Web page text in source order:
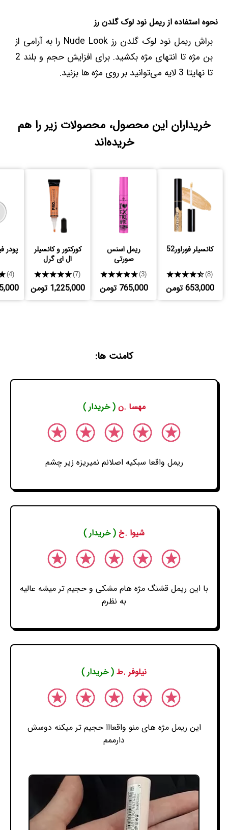
نحوه استفاده از ریمل نود لوک گلدن رز
براش ریمل نود لوک گلدن رز Nude Look را به آرامی از
بن مژه تا انتهای مژه بکشید. برای افزایش حجم و بلند 2
تا نهایتا 3 لایه می‌توانید بر روی مژه ها بزنید.
خریداران این محصول، محصولات زیر را هم
خریده‌اند
کانسیلر فوراور52
★★★★★(8)
653,000 تومن
ریمل اسنس
صورتی
★★★★★(3)
765,000 تومن
کورکتور و کانسیلر
ال ای گرل
★★★★★(7)
1,225,000 تومن
پودر
(4)
کامنت ها:
مهسا .ن( خریدار )
ریمل واقعا سبکیه اصلانم نمیریزه زیر چشم
شیوا .خ ( خریدار )
با این ریمل قشنگ مژه هام مشکی و حجیم تر میشه عالیه
به نظرم
نیلوفر .ط ( خریدار )
این ریمل مژه های منو واقعااا حجیم تر میکنه دوسش
دارممم